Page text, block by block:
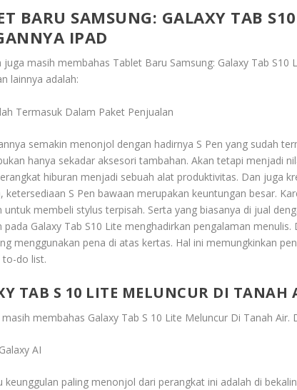
BARU SAMSUNG: GALAXY TAB
IPAD
juga masih membahas Tablet Baru Samsung: Galaxy Tab S10
lainnya adalah:
Termasuk Dalam Paket Penjualan
semakin menonjol dengan hadirnya S Pen yang sudah
hanya sekadar aksesori tambahan. Akan tetapi menjadi
hiburan menjadi sebuah alat produktivitas. Dan juga
ketersediaan S Pen bawaan merupakan keuntungan besar.
untuk membeli stylus terpisah. Serta yang biasanya di jual
pada Galaxy Tab S10 Lite menghadirkan pengalaman
menggunakan pena di atas kertas. Hal ini memungkinkan
do list.
TAB S 10 LITE MELUNCUR DI TANAH
masih membahas Galaxy Tab S 10 Lite Meluncur Di Tanah Air.
AI
keunggulan paling menonjol dari perangkat ini adalah di